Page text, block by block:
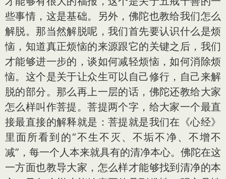
些事情，这是基础。另外，佛陀也教给我们怎么
解脱。那当然解脱呢，我们首先要认识什么是烦
恼，知道真正烦恼的来源跟它的关键之后，我们
才能够进一步的，谈如何减轻烦恼，如何消除烦
恼。这个是关于让众生可以自己修行，自己来解
脱的部分。那么再上一层的话，佛陀还教给大家
怎么样叫作菩提。菩提两个字，给大家一个最直
接最直接的解释就是：菩提就是我们在《心经》
里面所看到的“不生不灭、不垢不净、不增不
减”，每一个人本来就具有的清净本心。佛陀在这
一方面也教导大家，怎么样才能够找到清净的本